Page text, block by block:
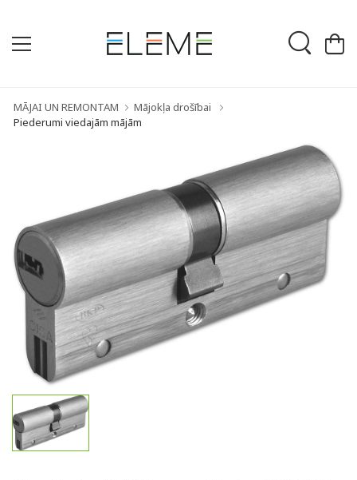
MĀJAI UN REMONTAM
Mājokļa drošībai
Piederumi viedajām mājām